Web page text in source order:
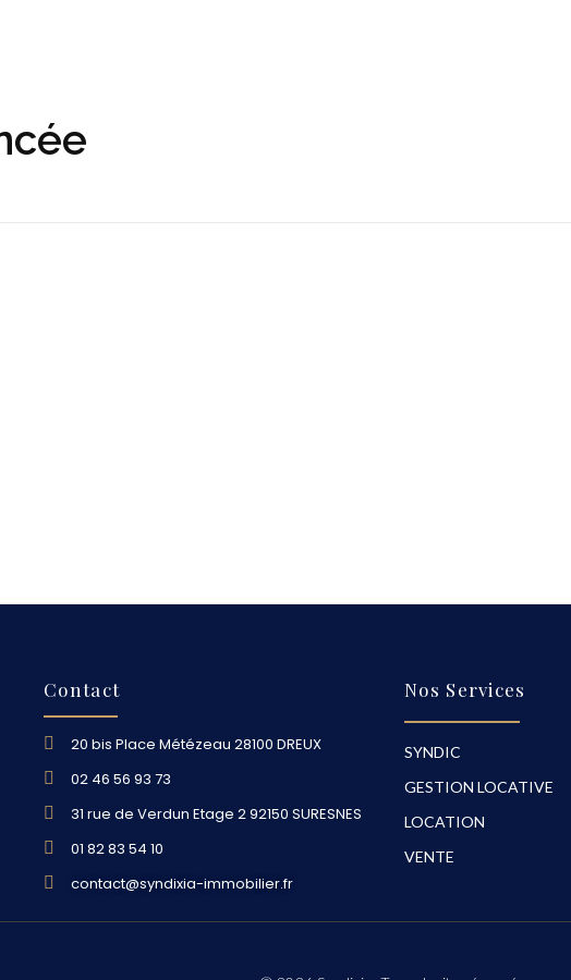
Contact
20 bis Place Métézeau 28100 DREUX
02 46 56 93 73
31 rue de Verdun Etage 2 92150 SURESNES
01 82 83 54 10
contact@syndixia-immobilier.fr
Nos Services
SYNDIC
GESTION LOCATIVE
LOCATION
VENTE